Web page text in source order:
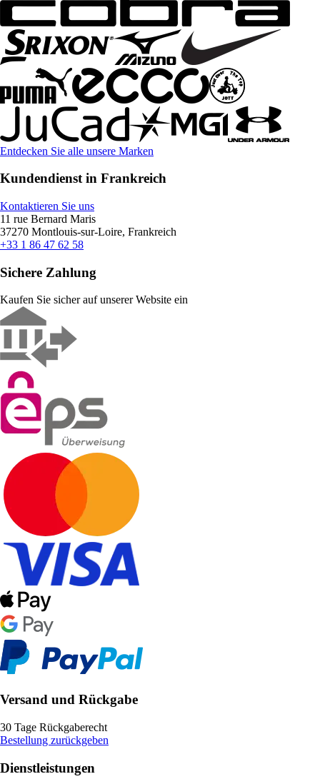
Entdecken Sie alle unsere Marken
Kundendienst in Frankreich
Kontaktieren Sie uns
11 rue Bernard Maris
37270 Montlouis-sur-Loire, Frankreich
+33 1 86 47 62 58
Sichere Zahlung
Kaufen Sie sicher auf unserer Website ein
Versand und Rückgabe
30 Tage Rückgaberecht
Bestellung zurückgeben
Dienstleistungen